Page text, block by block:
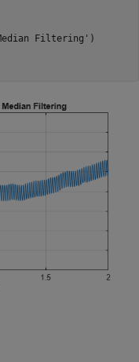
Filtering' )